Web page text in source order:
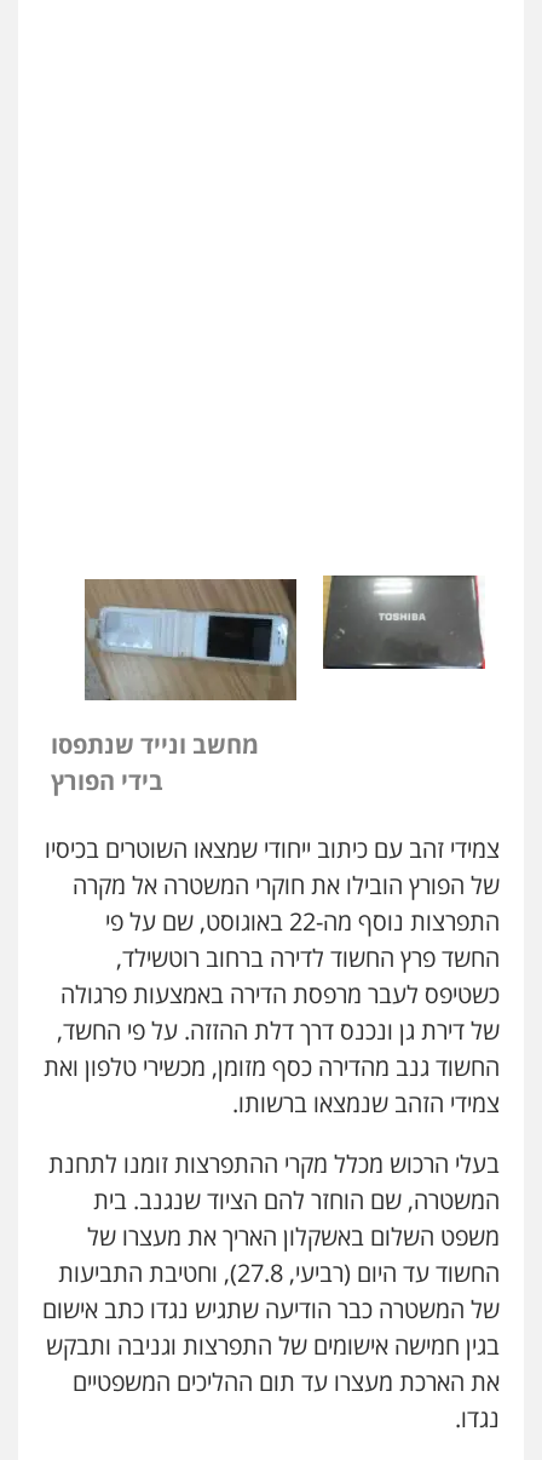
מחשב ונייד שנתפסו
בידי הפורץ
צמידי זהב עם כיתוב ייחודי שמצאו השוטרים בכיסיו
של הפורץ הובילו את חוקרי המשטרה אל מקרה
התפרצות נוסף מה-22 באוגוסט, שם על פי
החשד פרץ החשוד לדירה ברחוב רוטשילד,
כשטיפס לעבר מרפסת הדירה באמצעות פרגולה
של דירת גן ונכנס דרך דלת ההזזה. על פי החשד,
החשוד גנב מהדירה כסף מזומן, מכשירי טלפון ואת
צמידי הזהב שנמצאו ברשותו.
בעלי הרכוש מכלל מקרי ההתפרצות זומנו לתחנת
המשטרה, שם הוחזר להם הציוד שנגנב. בית
משפט השלום באשקלון האריך את מעצרו של
החשוד עד היום (רביעי, 27.8), וחטיבת התביעות
של המשטרה כבר הודיעה שתגיש נגדו כתב אישום
בגין חמישה אישומים של התפרצות וגניבה ותבקש
את הארכת מעצרו עד תום ההליכים המשפטיים
נגדו.
ניר קידר – צלם
צילום עורכי דין שירותים מקצועיים לעורכי
דין
0504578527
מחיקת כתבות מגוגל ודחיקת אזכורים
0522508109
אחסון אתרים
מהירות הגנה גיבוי תמיכה שירותים
מקצועיים לעורכי דין
מרכז התחלה חדשה
אסירים עבירות מין שירותים מקצועיים
לעורכי דין
0544500346
מאיה בלום, עו"ס, טיפול ושיקום
טיפול בהתמכרויות שירותים מקצועיים
0504062539
עו"ד ד"ר אבי שקד
עבירות כלכליות הלבנת הון חילוטים
עבירות פליליות
0544385337